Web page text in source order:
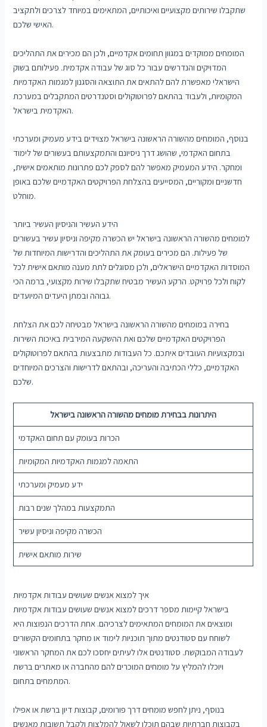
שתקבלו שירותים מקצועיים ואיכותיים, המתאימים במיוחד לצרכים ולתקציב
האישי שלכם.
המומחים ממוקדים במגוון תחומים אקדמיים, ולכן הם מכירים את התהליכים
המדויקים והנדרשים עבור כל סוג של עבודה אקדמית. פעילותם בשוק
הישראלי מאפשרת להם להתאים את התוצאה והסגנון למגמות האקדמיות
המקומיות, ולעבוד בהתאם לפרוטוקולים וסטנדרטים המתקבלים במערכת
האקדמית בישראל.
בנוסף, המומחים מהשורה הראשונה בישראל מצוידים בידע מעמיק ומערכתי
בתחום האקדמי, שהושג דרך ניסיונם והתמקצעותם בעשורים של לימוד
ומחקר. הידע המעמיק מאפשר להם לספק לכם פתרונות מותאמים אישית,
חדשניים ומקוריים, המסייעים בהצלחת הפרויקטים האקדמיים שלכם באופן
מוחלט.
הידע העשיר והניסיון העשיר ביותר
למומחים מהשורה הראשונה בישראל יש הכשרה מקיפה וניסיון עשיר בעשורים
של פעילות. הם מכירים בעומק את התהליכים והדרישות המיוחדות של
המוסדות האקדמיים הישראלים, ולכן מסוגלים לתת מענה מותאם אישית לכל
לקוח ולכל פרויקט. הרקע העשיר מבטיח שתקבלו שירות מקצועי, ברמה הכי
גבוהה ובמתן היעדים המיועדים.
בחירה במומחים מהשורה הראשונה בישראל מבטיחה לכם את הצלחת
הפרויקטים האקדמיים שלכם ואת ההשקעה המירבית באיכות השירות
ובמקצועיות העובדים איתכם. כל העבודות מתבצעות בהתאם לפרוטוקולים
האקדמיים, כללי הכתיבה והעריכה, ובהתאם לדרישות והצרכים המיוחדים
שלכם.
היתרונות בבחירת מומחים מהשורה הראשונה בישראל
הכרות בעומק עם תחום האקדמי
התאמה למגמות האקדמיות המקומיות
ידע מעמיק ומערכתי
התמקצעות במהלך שנים רבות
הכשרה מקיפה וניסיון עשיר
שירות מותאם אישית
איך למצוא אנשים שעושים עבודות אקדמיות
בישראל קיימות מספר דרכים למצוא אנשים שעושים עבודות אקדמיות
ומוצאים את המומחים המתאימים לצרכיהם. אחת הדרכים הנפוצות היא
לשוחח עם סטודנטים מתוך תוכניות לימוד או מחקר בתחומים הקשורים
לעבודה המבוקשת. סטודנטים אלו לעיתים יחסכו לכם את המחקר הראשוני
ויוכלו להמליץ על מומחים המוכרים להם מהחברה או מאתרים ברשת
המתמחים בתחום.
בנוסף, ניתן לחפש מומחים דרך פורומים, קבוצות דיון ברשת או אפילו
בקבוצות חברתיות שבהם תוכלו לשאול להמלצות ולקבל תשובות מאנשים